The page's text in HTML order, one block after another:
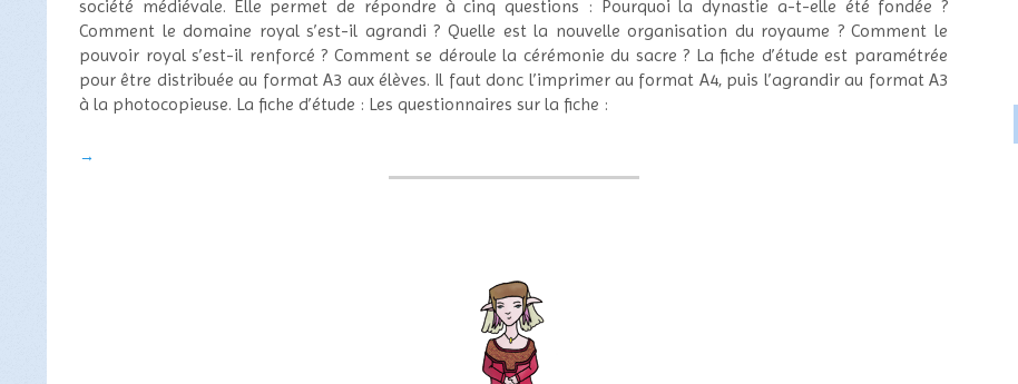
société médiévale. Elle permet de répondre à cinq questions : Pourquoi la dynastie a-t-elle été fondée ?
Comment le domaine royal s’est-il agrandi ? Quelle est la nouvelle organisation du royaume ? Comment le
pouvoir royal s’est-il renforcé ? Comment se déroule la cérémonie du sacre ? La fiche d’étude est paramétrée
pour être distribuée au format A3 aux élèves. Il faut donc l’imprimer au format A4, puis l’agrandir au format A3
à la photocopieuse. La fiche d’étude : Les questionnaires sur la fiche :
→